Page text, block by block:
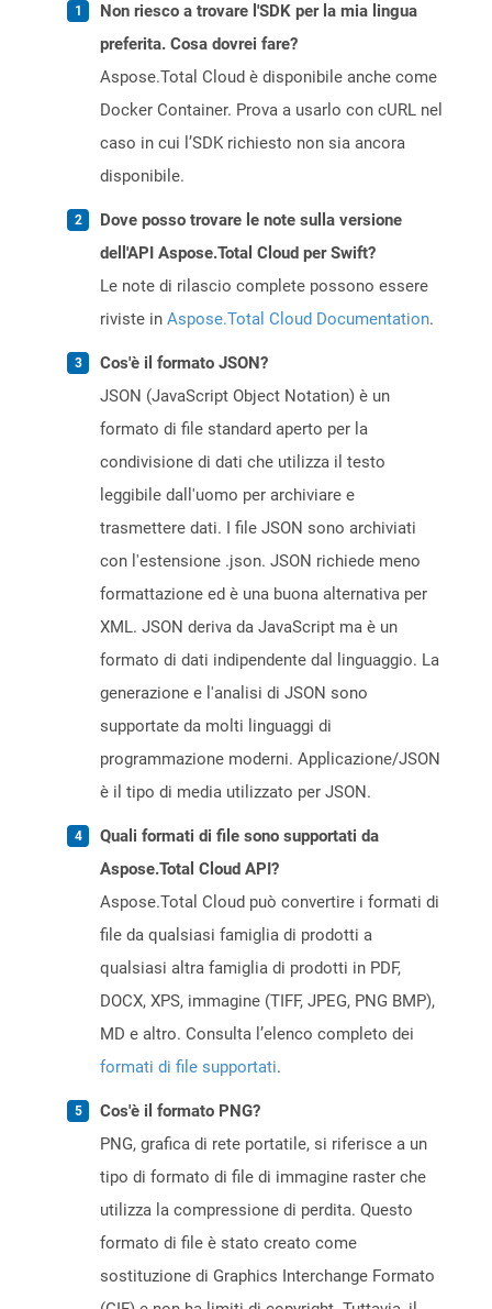
Non riesco a trovare l'SDK per la mia lingua
preferita. Cosa dovrei fare?
Aspose.Total Cloud è disponibile anche come
Docker Container. Prova a usarlo con cURL nel
caso in cui l’SDK richiesto non sia ancora
disponibile.
Dove posso trovare le note sulla versione
dell'API Aspose.Total Cloud per Swift?
Le note di rilascio complete possono essere
riviste in Aspose.Total Cloud Documentation.
Cos'è il formato JSON?
JSON (JavaScript Object Notation) è un
formato di file standard aperto per la
condivisione di dati che utilizza il testo
leggibile dall'uomo per archiviare e
trasmettere dati. I file JSON sono archiviati
con l'estensione .json. JSON richiede meno
formattazione ed è una buona alternativa per
XML. JSON deriva da JavaScript ma è un
formato di dati indipendente dal linguaggio. La
generazione e l'analisi di JSON sono
supportate da molti linguaggi di
programmazione moderni. Applicazione/JSON
è il tipo di media utilizzato per JSON.
Quali formati di file sono supportati da
Aspose.Total Cloud API?
Aspose.Total Cloud può convertire i formati di
file da qualsiasi famiglia di prodotti a
qualsiasi altra famiglia di prodotti in PDF,
DOCX, XPS, immagine (TIFF, JPEG, PNG BMP),
MD e altro. Consulta l’elenco completo dei
formati di file supportati.
Cos'è il formato PNG?
PNG, grafica di rete portatile, si riferisce a un
tipo di formato di file di immagine raster che
utilizza la compressione di perdita. Questo
formato di file è stato creato come
sostituzione di Graphics Interchange Formato